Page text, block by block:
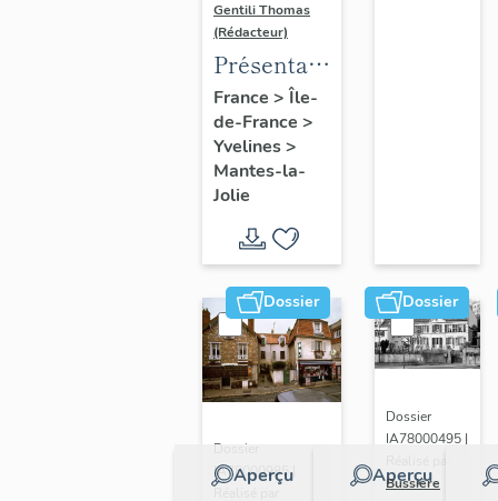
Gentili Thomas
(Rédacteur)
Présentation
de l'étude
France > Île-
de-France >
Yvelines>
Mantes-la-
Jolie
Dossier
Aperçu
Dossier
IA78000985 |
Dossier
Aperçu
Dossier
IA78000495 |
Bussière